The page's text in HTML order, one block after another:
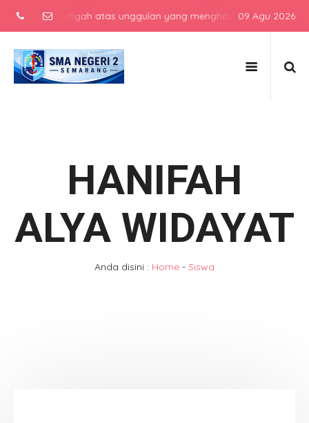
menengah atas unggulan yang menghasilkan lulusan
09 Agu 2026
HANIFAH
ALYA WIDAYAT
Anda disini : Home - Siswa